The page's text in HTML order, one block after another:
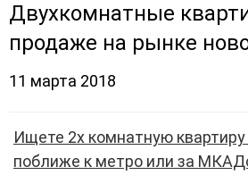
Двухкомнатные
продаже на рынке
11 марта 2018
Ищете 2х комнатную
поближе к метро или за